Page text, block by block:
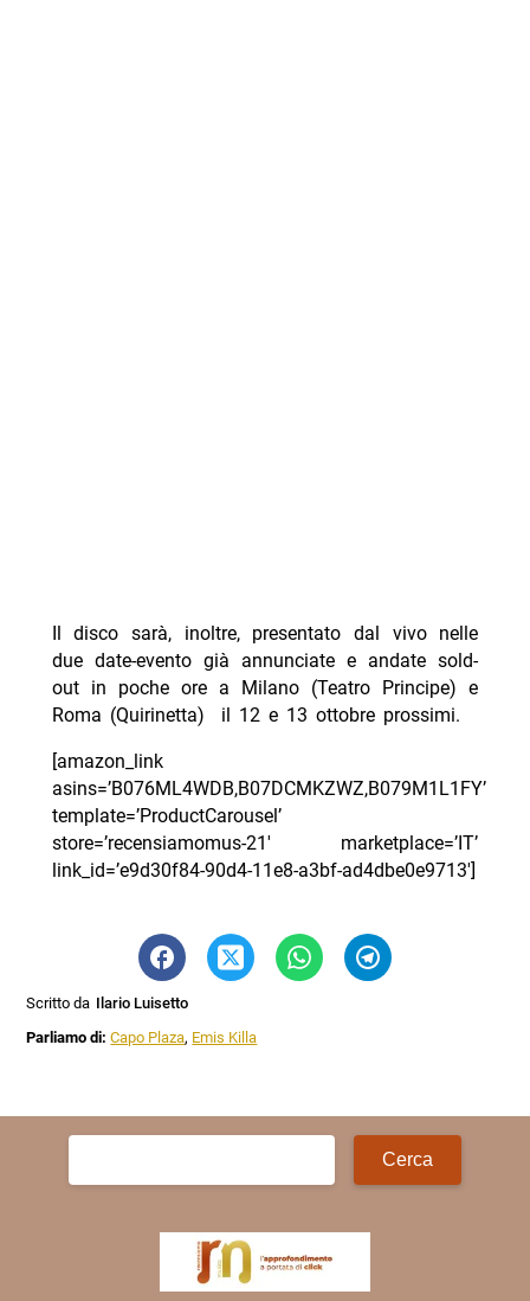
Il disco sarà, inoltre, presentato dal vivo nelle
due date-evento già annunciate e andate sold-
out in poche ore a Milano (Teatro Principe) e
Roma (Quirinetta) il 12 e 13 ottobre prossimi.
[amazon_link
asins=’B076ML4WDB,B07DCMKZWZ,B079M1L1FY’
template=’ProductCarousel’
store=’recensiamomus-21′ marketplace=’IT’
link_id=’e9d30f84-90d4-11e8-a3bf-ad4dbe0e9713′]
Scritto da Ilario Luisetto
Parliamo di:Capo Plaza, Emis Killa
Ricerca